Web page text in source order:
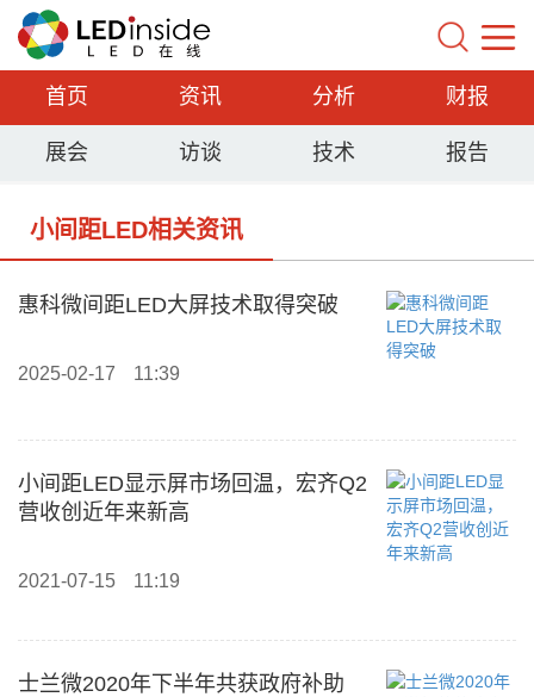
首页 资讯 分析 财报
展会 访谈 技术 报告
小间距LED相关资讯
惠科微间距LED大屏技术取得突破
2025-02-17 11:39
小间距LED显示屏市场回温，宏齐Q2
营收创近年来新高
2021-07-15 11:19
士兰微2020年下半年共获政府补助